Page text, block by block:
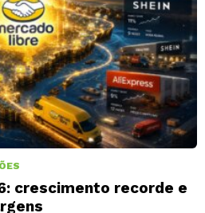
crescimento recorde e